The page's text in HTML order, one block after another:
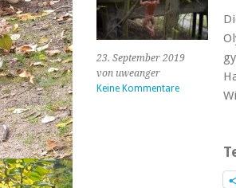
23. September 2019
von uweanger
Keine Kommentare